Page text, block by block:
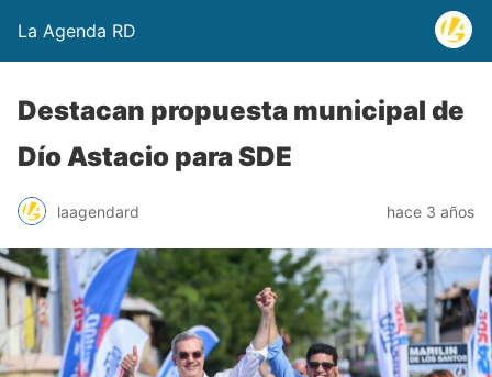
La Agenda RD
Destacan propuesta municipal de
Dío Astacio para SDE
laagendard hace 3 años